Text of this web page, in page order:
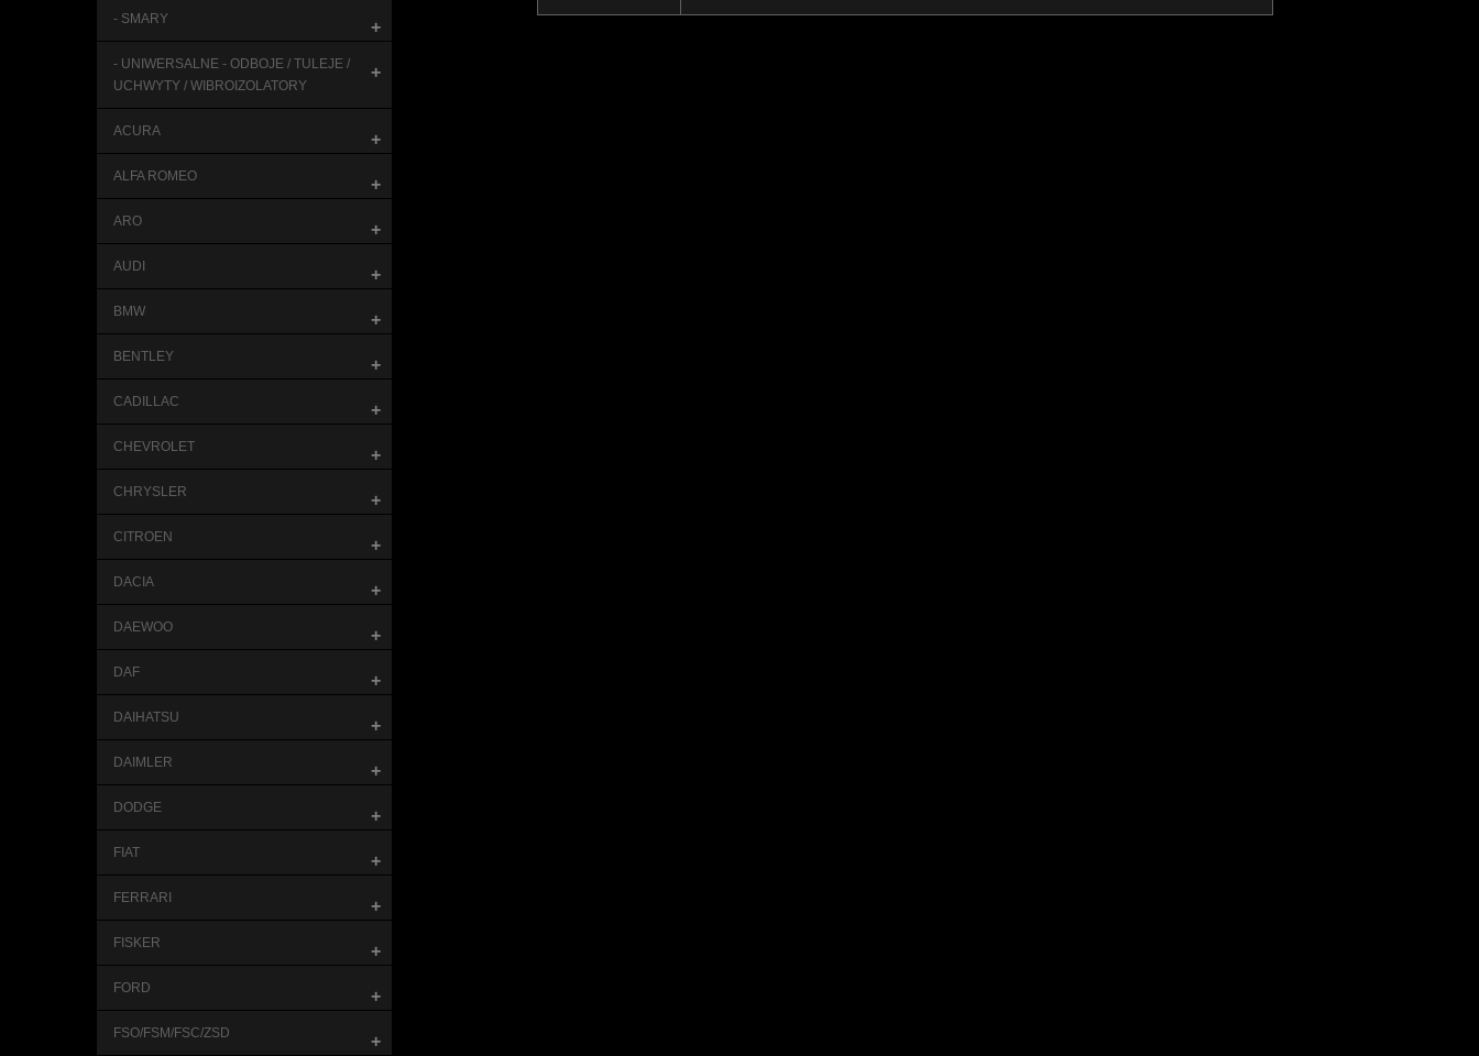
- SMARY +
- UNIWERSALNE - ODBOJE / TULEJE /
UCHWYTY / WIBROIZOLATORY
+
ACURA +
ALFA ROMEO +
ARO +
AUDI +
BMW +
BENTLEY +
CADILLAC +
CHEVROLET +
CHRYSLER +
CITROEN +
DACIA +
DAEWOO +
DAF +
DAIHATSU +
DAIMLER +
DODGE +
FIAT +
FERRARI +
FISKER +
FORD +
FSO/FSM/FSC/ZSD +